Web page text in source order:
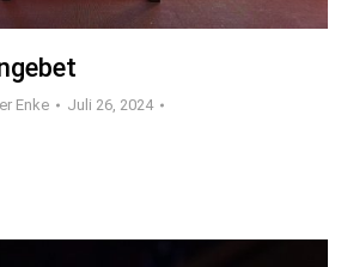
Enke
Juli 26, 2024